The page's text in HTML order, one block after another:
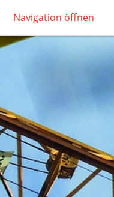
Navigation öffnen